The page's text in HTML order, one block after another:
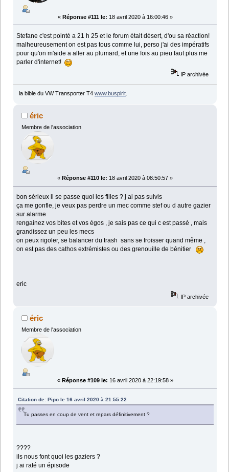
« Réponse #111 le: 18 avril 2020 à 16:00:46 »
Stefane c'est pointé a 21 h 25 et le forum était désert, d'ou sa réaction!
malheureusement on est pas tous comme lui, perso j'ai des impératifs
pour qu'on m'aide a aller au plumard, et une fois au pieu faut plus me
parler d'internet!
IP archivée
la bible du VW Transporter T4 www.buspirit.
éric
Membre de l'association
« Réponse #110 le: 18 avril 2020 à 08:50:57 »
bon sérieux il se passe quoi les filles ? j ai pas suivis
ça me gonfle, je veux pas perdre un mec comme stef ou d autre gazier
sur alarme
rengainez vos bites et vos égos , je sais pas ce qui c est passé , mais
grandissez un peu les mecs
on peux rigoler, se balancer du trash sans se froisser quand même ,
on est pas des cathos extrémistes ou des grenouille de bénitier
eric
IP archivée
éric
Membre de l'association
« Réponse #109 le: 16 avril 2020 à 22:19:58 »
Citation de: Pipo le 16 avril 2020 à 21:55:22
Tu passes en coup de vent et repars définitivement ?
????
ils nous font quoi les gaziers ?
j ai raté un épisode